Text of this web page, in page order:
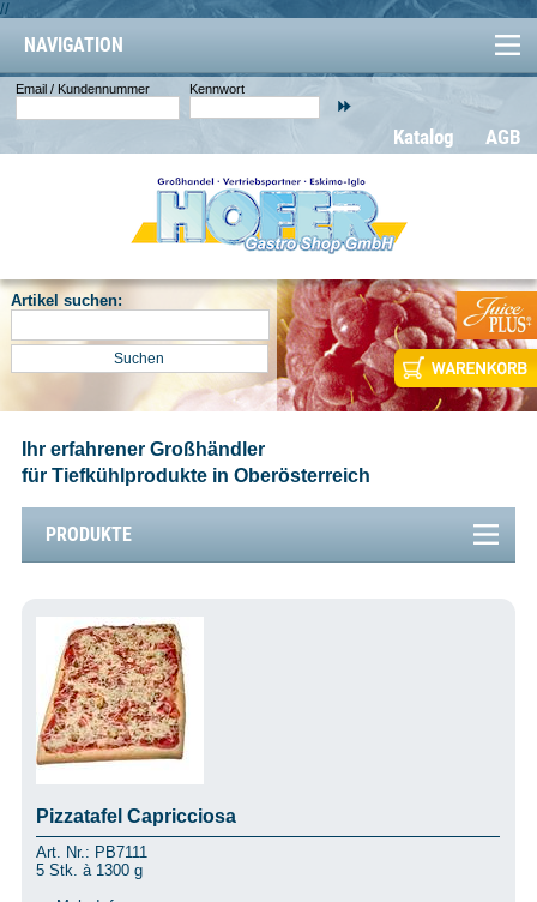
//
NAVIGATION
Email / Kundennummer Kennwort
AGB
Katalog
Artikel suchen:
Ihr erfahrener Großhändler
für Tiefkühlprodukte in Oberösterreich
PRODUKTE
Pizzatafel Capricciosa
Art. Nr.: PB7111
5 Stk. à 1300 g